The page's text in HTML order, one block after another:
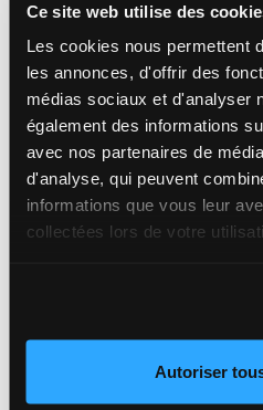
Ce site web utilise des
Les cookies nous permettent
les annonces, d'offrir des
médias sociaux et d'analyser
également des informations
avec nos partenaires de
d'analyse, qui peuvent
informations que vous leur
collectées lors de votre
Autoriser